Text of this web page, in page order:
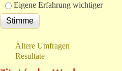
Eigene Erfahrung wichtiger
Ältere Umfragen
Resultate